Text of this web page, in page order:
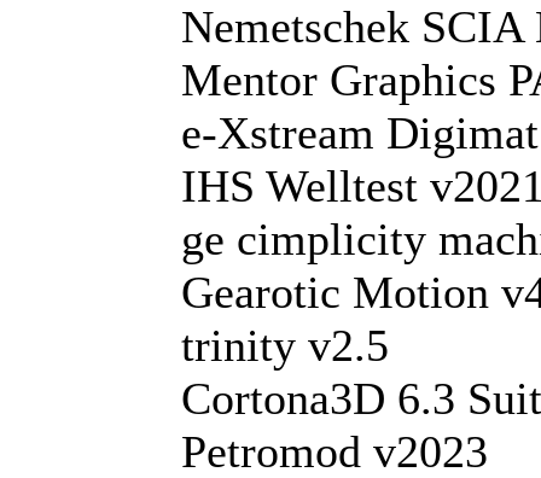
Nemetschek SCIA
Mentor Graphics
e-Xstream
IHS Welltest
ge cimplicity
Gearotic Motion
trinity v2.5
Cortona3D 6.3
Petromod v2023